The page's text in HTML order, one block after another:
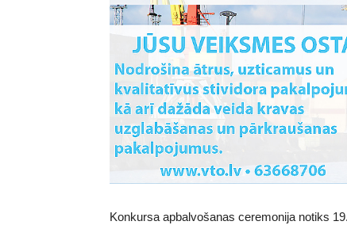
Konkursa apbalvošanas ceremonija notiks